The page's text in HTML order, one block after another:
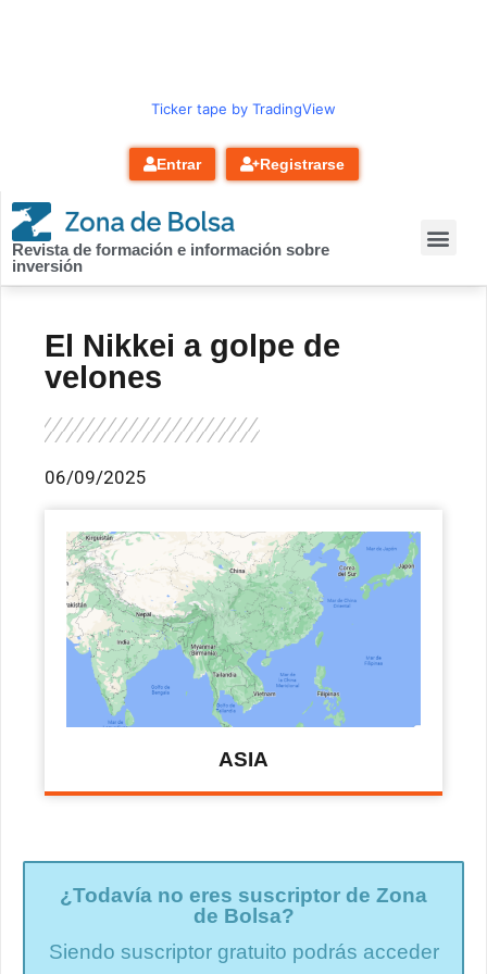
Ticker tape by TradingView
Entrar Registrarse
Revista de formación e información sobre
inversión
El Nikkei a golpe de
velones
06/09/2025
ASIA
¿Todavía no eres suscriptor de Zona
de Bolsa?
Siendo suscriptor gratuito podrás acceder